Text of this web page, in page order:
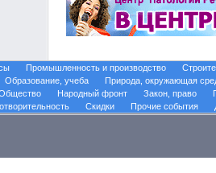
Промышленность и производство
Образование, учеба
Природа, окружающая
Народный фронт Закон, право
Скидки Прочие события